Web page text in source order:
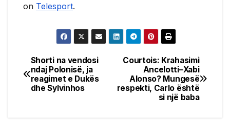
on Telesport.
Post
navigation
Courtois: Krahasimi
Ancelotti–Xabi
Alonso? Mungesë
respekti, Carlo është
si një baba
Shorti na vendosi
ndaj Polonisë, ja
reagimet e Dukës
dhe Sylvinhos